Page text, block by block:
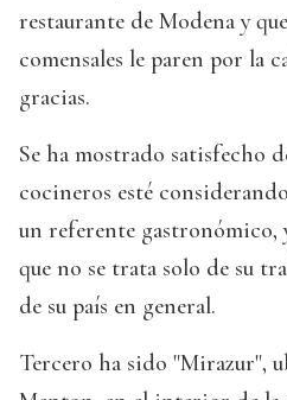
restaurante de Modena y
comensales le paren por la
gracias.
Se ha mostrado satisfecho
cocineros esté
un referente gastronómico,
que no se trata solo de su
de su país en general.
Tercero ha sido "Mirazur",